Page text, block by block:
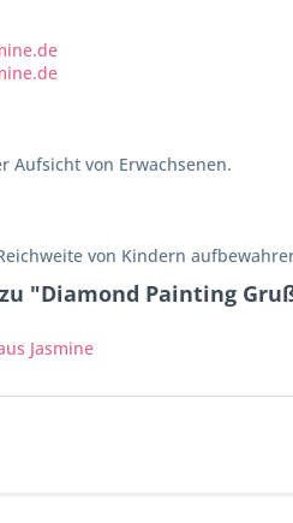
von Erwachsenen.
von Kindern
"Diamond Painting
Jasmine